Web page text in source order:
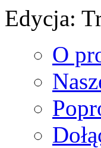
Edycja:
O